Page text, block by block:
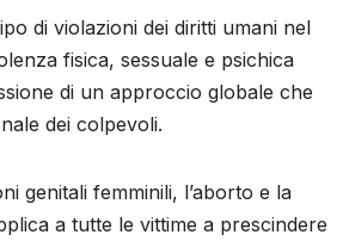
di violazioni dei diritti umani nel
fisica, sessuale e psichica
di un approccio globale che
dei colpevoli.
genitali femminili, l’aborto e la
a tutte le vittime a prescindere